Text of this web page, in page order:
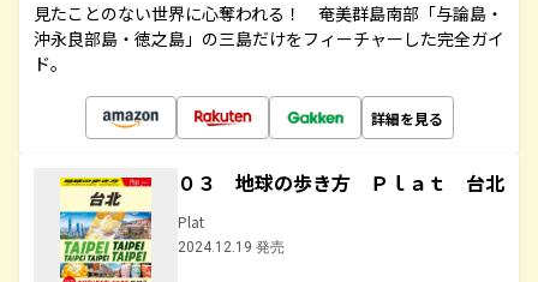
見たことのない世界に心奪われる！ 奄美群島南部「与論島・
沖永良部島・徳之島」の三島だけをフィーチャーした完全ガイ
ド。
詳細を見る
０３ 地球の歩き方 Ｐｌａｔ 台北
Plat
2024.12.19 発売